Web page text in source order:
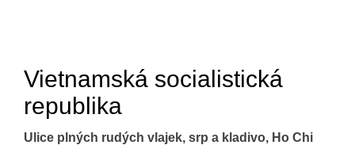
Vietnamská socialistická
republika
Ulice plných rudých vlajek, srp a kladivo, Ho Chi